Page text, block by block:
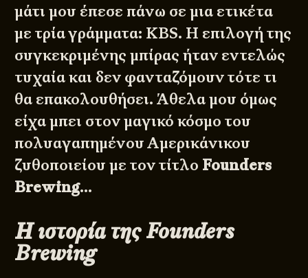
μάτι μου έπεσε πάνω σε μια ετικέτα
με τρία γράμματα: KBS. Η επιλογή της
συγκεκριμένης μπίρας ήταν εντελώς
τυχαία και δεν φανταζόμουν τότε τι
θα επακολουθήσει. Άθελα μου όμως
είχα μπει στον μαγικό κόσμο του
πολυαγαπημένου Αμερικάνικου
ζυθοποιείου με τον τίτλο Founders
Brewing…
Η ιστορία της Founders
Brewing